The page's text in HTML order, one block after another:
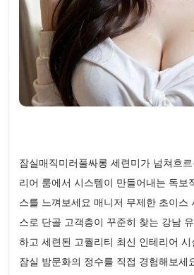
잠실매직미러풀싸롱 세련미가 넘쳐흐
리어 룸에서 시스템이 만들어내는 독보
스를 느껴보세요 매니저 무제한 초이스
스로 단골 고객층이 꾸준히 찾는 강남
하고 세련된 고퀄리티 최신 인테리어
잠실 밤문화의 정수를 직접 경험해보세